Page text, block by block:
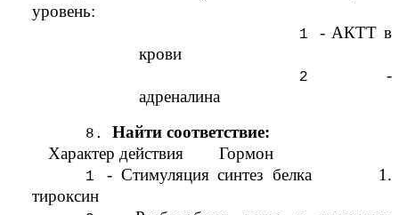
уровень:
- АКТТ в
крови
-
адреналина
Найти соответствие:
Характер действия Гормон
- Стимуляция синтез белка 1.
тироксин